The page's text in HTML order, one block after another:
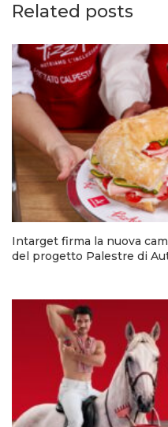
Related posts
Intarget firma la nuova
del progetto Palestre di